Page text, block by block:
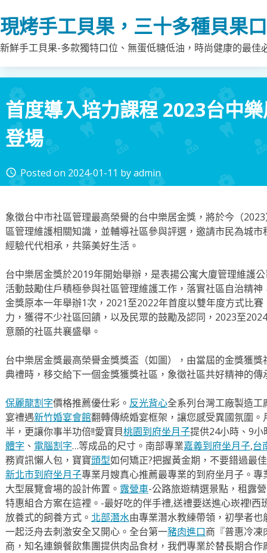
to
content
現烤手工貝果，三十多種貝果
新鮮手工貝果-多款獨特口位、無蛋低糖低油，時尚健康的最
首度導入培力課程 2023台中
登場
access_time Posted on 2024-01-11 byadmin
象徵台中市社區管理最高榮譽的台中樂居金獎，將於今（
區管理維護相關知識，並輔導社區參與評選，邀請市民為城
經驗代代相承，共築美好生活。
台中樂居金獎於2019年開始舉辦，是表揚公寓大廈管理維護
活動鼓勵住戶積極參與社區管理維護工作，落實社區自治精
金獎原本一年舉辦1次，2021至2022年首度以雙年度方式比
力，獲得不少社區回饋，以及民眾的鼓勵及認同，2023至
意願的社區共襄盛舉。
台中樂居金獎最高榮譽金獎獎盃（如圖），由當屆的金獎獲
典禮時，移交給下一個金獎獲獎社區，象徵社區共好精神的
保麗龍割字價格推薦優仕彩。 反光背心全系列台灣工廠製造
宴禮遇新竹婚宴會館翻轉傳統婚宴框架，讓您感受異國氛圍。
半，更讓你事半功倍!!愛寶貝桃園到府坐月子提供24小時、9
體字 、 電腦割字…等成品的尺寸。南部專業嘉義到府坐月子,台
務資訊懶人包，寶寶頭型如何矯正?把握黃金期，不要錯過最
新北市到府坐月子專業月嫂真心推薦最專業的到府坐月子。專
大型展覽會場的設計佈置。 露營車-公路旅遊精選景點，租露
特惠組合方案在這裡。-最好吃的伴手禮,送禮要送進心崁裡!西
放養式的飼養方式。 北部潛水由專業潛水教練帶領，初學者
一起泛舟去​刺激安全又開心。全台第一豬肉進口商『普惠冷凍
商，知名連鎖餐飲集團提供肉品食材，我們專業於替長期合作